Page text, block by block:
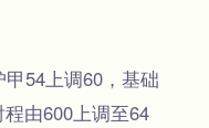
54上调60，基础
由600上调至64